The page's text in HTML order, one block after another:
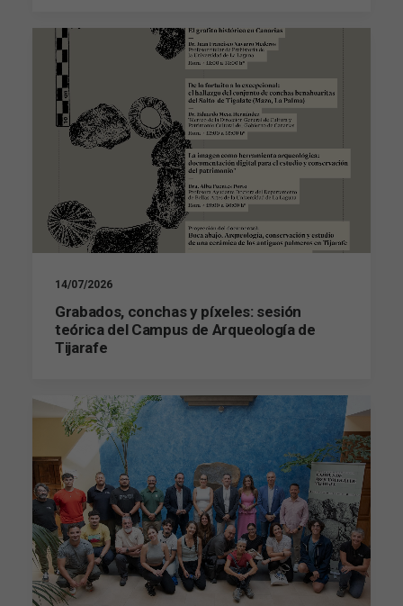
14/07/2026
Grabados, conchas y píxeles: sesión
teórica del Campus de Arqueología de
Tijarafe